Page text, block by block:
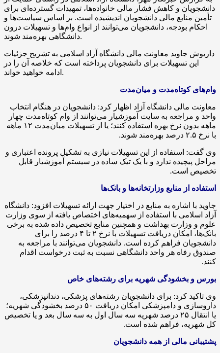
دانشجویان و کاهش فشار مالی خانواده‌ها، تمهیدات گسترده‌ای برای
تأمین منابع مالی دانشجویان اندیشیده است. بر اساس سیاست‌ها و
احکام بودجه، دانشجویان می‌توانند از انواع وام‌ها و تسهیلات درون
دانشگاهی بهره‌مند شوند.
داریوش جاوید معاونت مالی دانشگاه آزاد اسلامی به تشریح جزئیات
این تسهیلات برای دانشجویان پرداخته است که خلاصه آن را در
ادامه خواهید خواند.
وام‌های کوتاه‌مدت و میان‌مدت
معاونت مالی دانشگاه آزاد اظهار کرد: دانشجویان در هنگام انتخاب
واحد و مراجعه به سایت آموزشیار می‌توانند از وام کوتاه‌مدت چهار
ماهه بدون نرخ بهره استفاده کنند؛ یا از تسهیلات میان‌مدت ۱۲ ماهه
با نرخ ۲.۵ درصد بهره‌مند شوند.
وی گفت: استفاده از این تسهیلات نیازی به تشکیل پرونده اعتباری و
مراحل پیچیده ندارد و با یک تیک ساده در سیستم آموزشیار قابل
تخصیص است.
استفاده از منابع وزارتخانه‌ها و بانک‌ها
جاوید با اشاره به منابع در اختیار جهت ارائه تسهیلات افزود: دانشگاه
آزاد اسلامی با استفاده از سهمیه‌های اختصاص یافته از سوی وزارت
علوم و وزارت بهداشت و همچنین منابع تخصیص داده شده به برخی
بانک‌ها، امکان دریافت تسهیلات با نرخ ۲ تا ۴ درصد را برای
دانشجویان فراهم کرده است. دانشجویان می‌توانند با مراجعه به
صندوق رفاه هر واحد دانشگاهی نسبت به ثبت درخواست اقدام
کنند.
بورس و بخشودگی شهریه برای رشته‌های خاص
وی تاکید کرد: برای دانشجویان رشته‌های پزشکی، دندانپزشکی،
داروسازی و دامپزشکی امکان دریافت ۵۰ درصد بخشودگی شهریه؛
یا انتقال ۲۵ درصد شهریه سه سال اول به سه سال بعد و یا تخصیص
کل شهریه، فراهم شده است.
پشتیبانی مالی از همه دانشجویان